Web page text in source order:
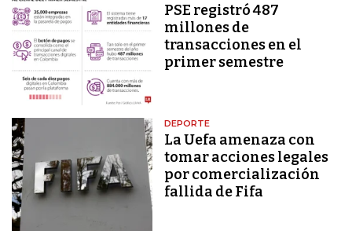
PSE registró 487
millones de
transacciones en el
primer semestre
DEPORTE
La Uefa amenaza con
tomar acciones legales
por comercialización
fallida de Fifa